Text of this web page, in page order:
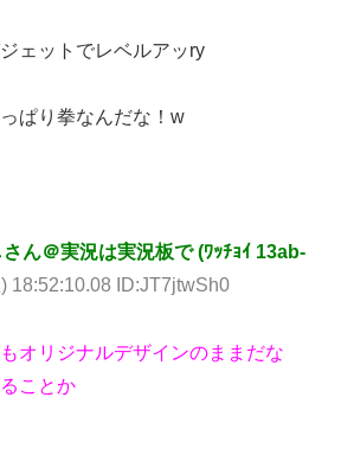
ェットでレベルアッry
ぱり拳なんだな！w
ん＠実況は実況板で (ﾜｯﾁｮｲ 13ab-
18:52:10.08 ID:JT7jtwSh0
オリジナルデザインのままだな
ことか